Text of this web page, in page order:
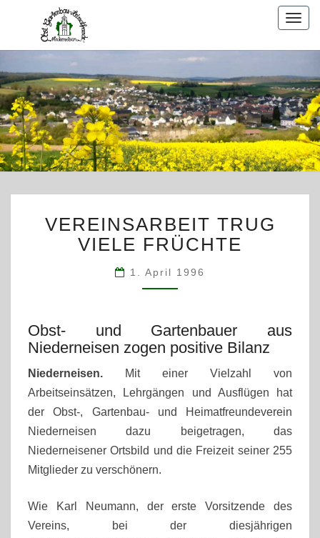
TRUG
VIELE
FRÜCHTE
VEREINSARBEIT TRUG
VIELE FRÜCHTE
1. April 1996
Obst- und Gartenbauer aus
Niederneisen zogen positive Bilanz
Niederneisen. Mit einer Vielzahl von
Arbeitseinsätzen, Lehrgängen und Ausflügen hat
der Obst-, Gartenbau- und Heimatfreundeverein
Niederneisen dazu beigetragen, das
Niederneisener Ortsbild und die Freizeit seiner 255
Mitglieder zu verschönern.
Wie Karl Neumann, der erste Vorsitzende des
Vereins, bei der diesjährigen